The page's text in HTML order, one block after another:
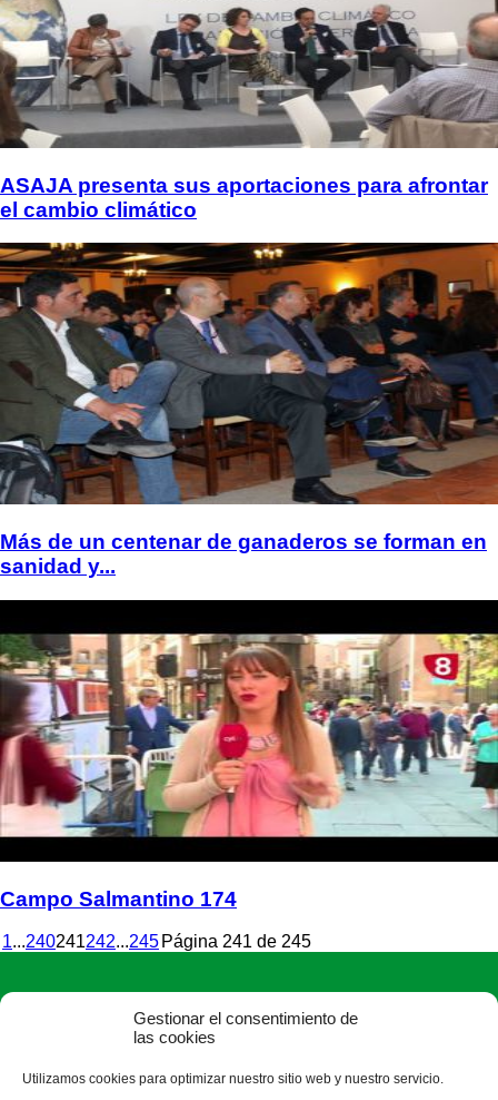
Gestionar el consentimiento de
las cookies
Utilizamos cookies para optimizar nuestro sitio web y nuestro servicio.
ASAJA presenta sus aportaciones para afrontar
el cambio climático
Más de un centenar de ganaderos se forman en
sanidad y...
Campo Salmantino 174
1...240241242...245 Página 241 de 245
ASAJA Salamanca - Jóvenes Agricultores